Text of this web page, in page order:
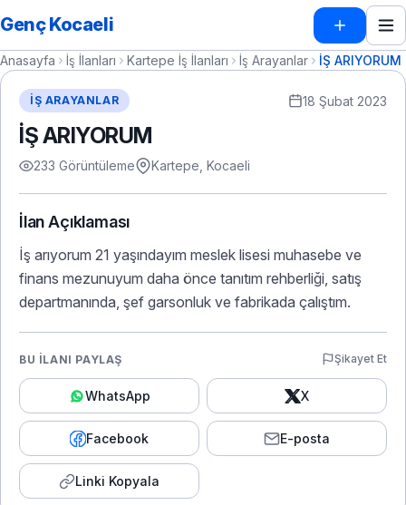
Genç Kocaeli
Anasayfa İş İlanları Kartepe İş İlanları İş Arayanlar İŞ ARIYORUM
İŞ ARAYANLAR 18 Şubat 2023
İŞ ARIYORUM
233 Görüntüleme Kartepe, Kocaeli
İlan Açıklaması
İş arıyorum 21 yaşındayım meslek lisesi muhasebe ve
finans mezunuyum daha önce tanıtım rehberliği, satış
departmanında, şef garsonluk ve fabrikada çalıştım.
BU İLANI PAYLAŞ Şikayet Et
WhatsApp X
Facebook E-posta
Linki Kopyala